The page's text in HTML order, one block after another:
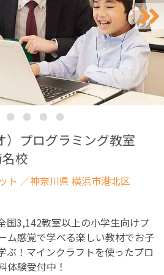
）プログラミング教室
校
ト ／神奈川県 横浜市港北区
3,142教室以上の小学生向けプ
ム感覚で学べる楽しい教材でお子
ぶ！マインクラフトを使ったプロ
体験受付中！